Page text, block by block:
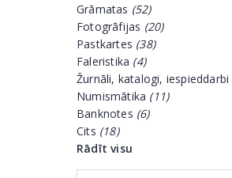
Grāmatas (52)
Fotogrāfijas (20)
Pastkartes (38)
Faleristika (4)
Žurnāli, katalogi, iespieddarbi
Numismātika (11)
Banknotes (6)
Cits (18)
Rādīt visu